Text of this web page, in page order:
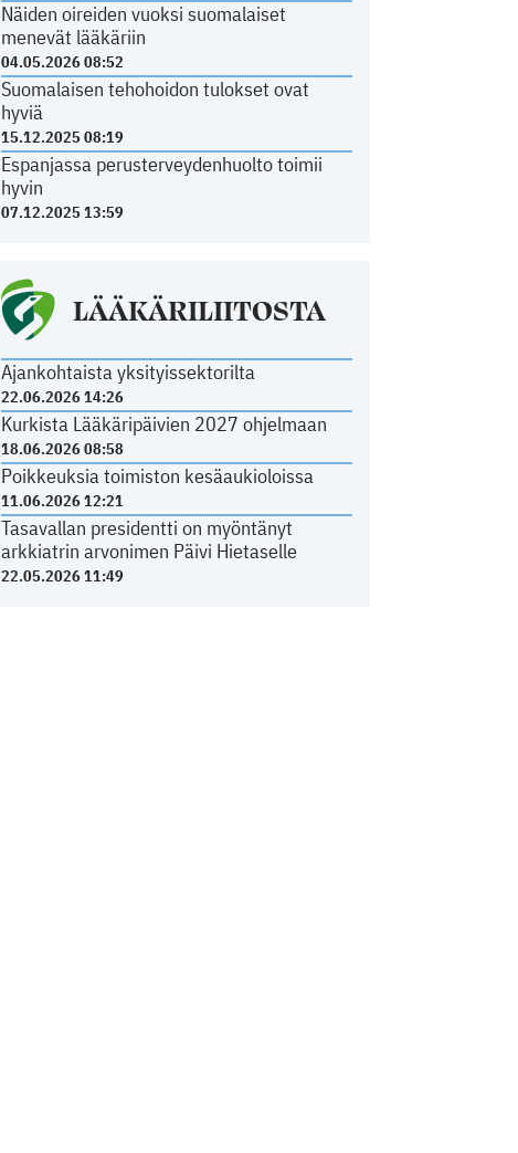
Näiden oireiden vuoksi suomalaiset
menevät lääkäriin
04.05.2026 08:52
Suomalaisen tehohoidon tulokset ovat
hyviä
15.12.2025 08:19
Espanjassa perusterveydenhuolto toimii
hyvin
07.12.2025 13:59
LÄÄKÄRILIITOSTA
Ajankohtaista yksityissektorilta
22.06.2026 14:26
Kurkista Lääkäripäivien 2027 ohjelmaan
18.06.2026 08:58
Poikkeuksia toimiston kesäaukioloissa
11.06.2026 12:21
Tasavallan presidentti on myöntänyt
arkkiatrin arvonimen Päivi Hietaselle
22.05.2026 11:49